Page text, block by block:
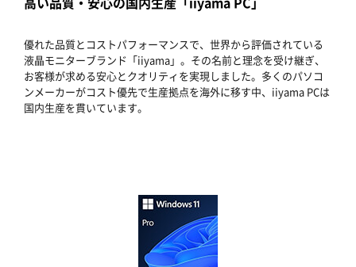
優れた品質とコストパフォーマンスで、世界から評価されている
液晶モニターブランド「iiyama」。その名前と理念を受け継ぎ、
お客様が求める安心とクオリティを実現しました。多くのパソコ
ンメーカーがコスト優先で生産拠点を海外に移す中、iiyama PCは
国内生産を貫いています。